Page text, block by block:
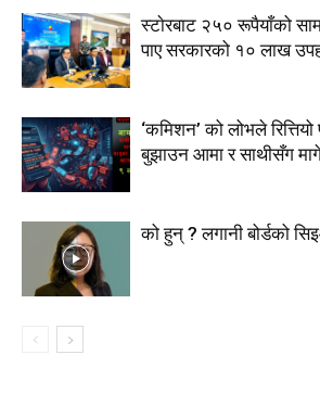
स्टाेरबाट २५० रूपैयाँको
पाए सरकारको १० लाख
‘कमिशन’ को लोभले
बुझाउन आमा र साथीसँग
को हुन् ? लगानी बोर्डको